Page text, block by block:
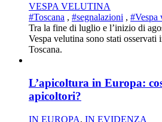
VESPA VELUTINA
#Toscana , #segnalazioni , #Vespa
Tra la fine di luglio e l’inizio di
Vespa velutina sono stati osservati
Toscana.
L’apicoltura in Europa:
apicoltori?
IN EUROPA, IN EVIDENZA